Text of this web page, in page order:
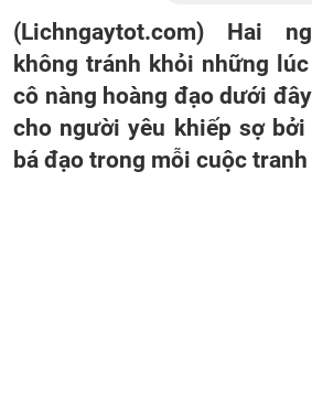
(Lichngaytot.com) Hai
không tránh khỏi những
cô nàng hoàng đạo dưới
cho người yêu khiếp sợ
bá đạo trong mỗi cuộc